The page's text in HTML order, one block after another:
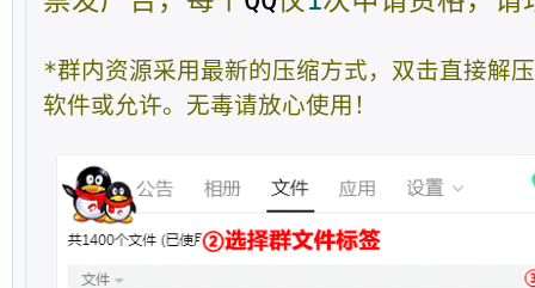
*群内资源采用最新的压缩方式，双击直接解
软件或允许。无毒请放心使用！